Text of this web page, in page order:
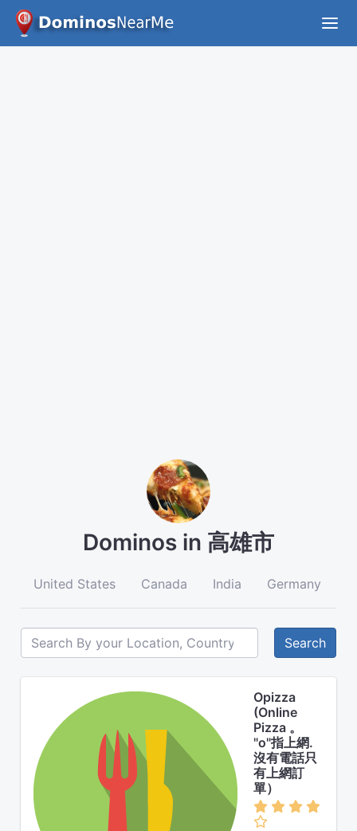
Dominos in 高雄市
United States Canada India Germany
Search
Opizza
(Online
Pizza 。
"o"指上網.
沒有電話只
有上網訂
單）